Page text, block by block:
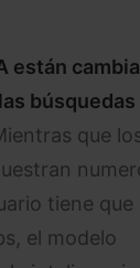
están
que
tiene que
el modelo